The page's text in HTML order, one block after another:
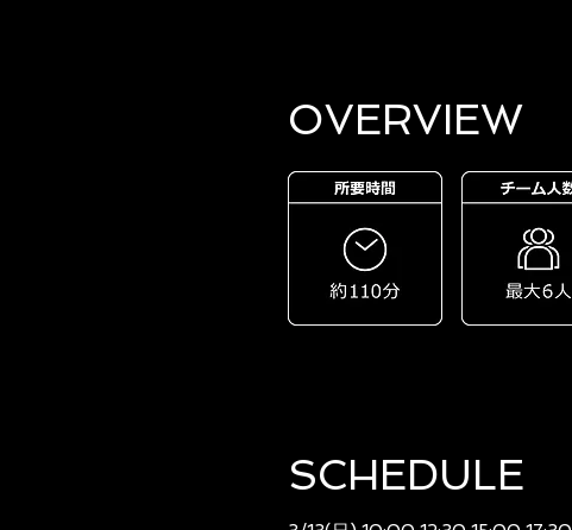
OVERVIEW​
SCHEDULE​